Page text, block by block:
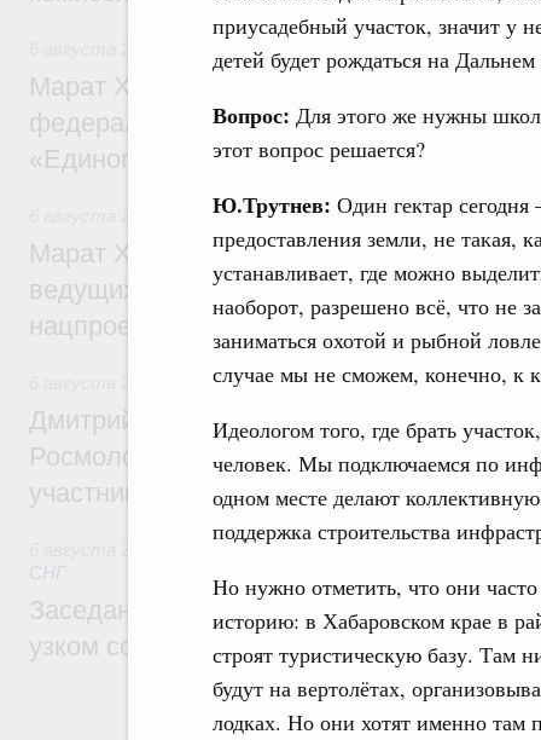
приусадебный участок, значит у
детей будет рождаться на
Вопрос: Для этого же нужны
этот вопрос решается?
Ю.Трутнев: Один гектар
предоставления земли, не такая,
устанавливает, где можно
наоборот, разрешено всё, что не
заниматься охотой и рыбной
случае мы не сможем, конечно, к
Идеологом того, где брать
человек. Мы подключаемся по
одном месте делают
поддержка строительства
Но нужно отметить, что они
историю: в Хабаровском крае в
строят туристическую базу. Там
будут на вертолётах,
лодках. Но они хотят именно там
Регулирование в сфере строительства
Марат Хуснуллин: Более 130
федерального значения построено под
«Единого заказчика»
Национальный проект «Инфраструктура
Марат Хуснуллин: Порядка 200
ведущих к спортивным объектам,
нацпроекту «Инфраструктура для
Молодёжная политика
Дмитрий Чернышенко, Сергей Кравцов и
Росмолодёжи Григорий Гуров
участников проекта «Кольцо открытий»
Евразийский экономический союз.
СНГ
Заседание Евразийского
узком составе